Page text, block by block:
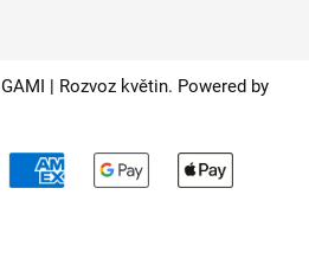
možností
| Rozvoz květin. Powered by